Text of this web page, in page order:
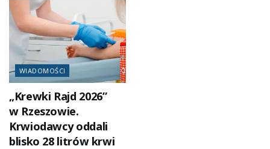
WIADOMOŚCI
„Krewki Rajd 2026”
w Rzeszowie.
Krwiodawcy oddali
blisko 28 litrów krwi